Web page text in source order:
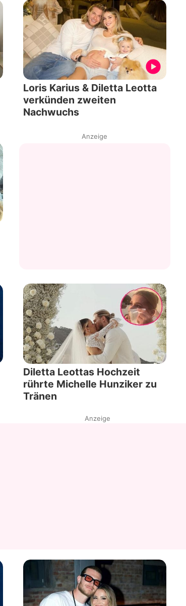
Loris Karius & Diletta Leotta
verkünden zweiten
Nachwuchs
Anzeige
Diletta Leottas Hochzeit
rührte Michelle Hunziker zu
Tränen
Anzeige